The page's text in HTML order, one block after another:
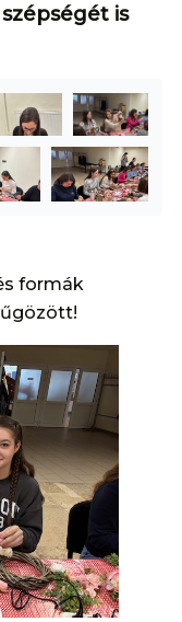
is
formák